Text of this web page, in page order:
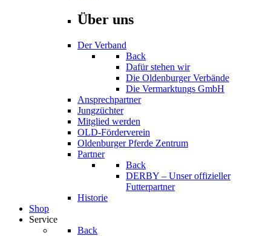
Über uns
Der Verband
Back
Dafür stehen wir
Die Oldenburger Verbände
Die Vermarktungs GmbH
Ansprechpartner
Jungzüchter
Mitglied werden
OLD-Förderverein
Oldenburger Pferde Zentrum
Partner
Back
DERBY – Unser offizieller
Futterpartner
Historie
Shop
Service
Back